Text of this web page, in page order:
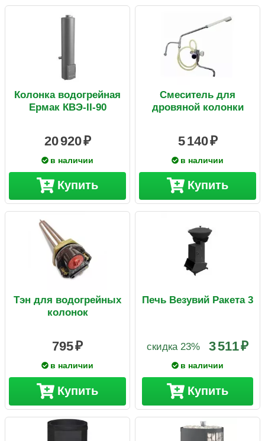
Колонка водогрейная
Ермак КВЭ-II-90
20 920
в наличии
Купить
Смеситель для
дровяной колонки
5 140
в наличии
Купить
Тэн для водогрейных
колонок
795
в наличии
Купить
Печь Везувий Ракета 3
3 511
скидка 23%
в наличии
Купить